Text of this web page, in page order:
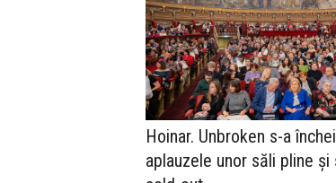
Hoinar. Unbroken s-a
aplauzele unor săli pline